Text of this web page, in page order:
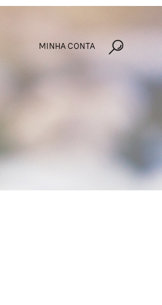
MINHA CONTA